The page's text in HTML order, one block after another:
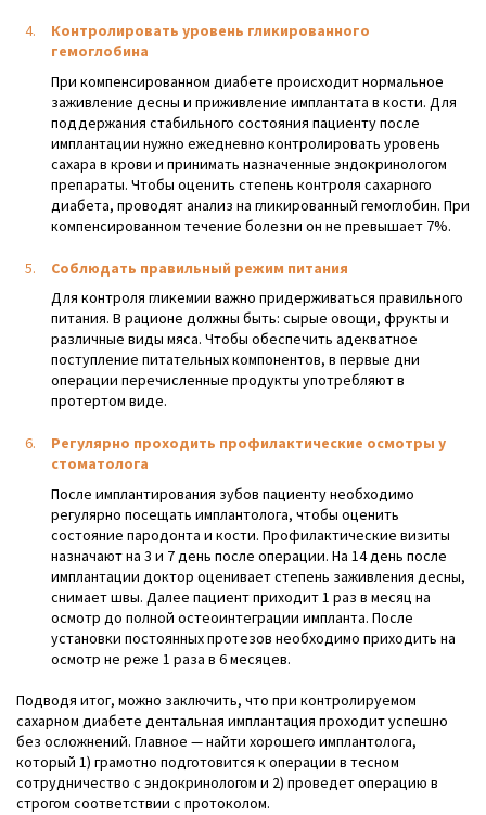
Контролировать уровень гликированного
гемоглобина
При компенсированном диабете происходит нормальное
заживление десны и приживление имплантата в кости. Для
поддержания стабильного состояния пациенту после
имплантации нужно ежедневно контролировать уровень
сахара в крови и принимать назначенные эндокринологом
препараты. Чтобы оценить степень контроля сахарного
диабета, проводят анализ на гликированный гемоглобин. При
компенсированном течение болезни он не превышает 7%.
Соблюдать правильный режим питания
Для контроля гликемии важно придерживаться правильного
питания. В рационе должны быть: сырые овощи, фрукты и
различные виды мяса. Чтобы обеспечить адекватное
поступление питательных компонентов, в первые дни
операции перечисленные продукты употребляют в
протертом виде.
Регулярно проходить профилактические осмотры у
стоматолога
После имплантирования зубов пациенту необходимо
регулярно посещать имплантолога, чтобы оценить
состояние пародонта и кости. Профилактические визиты
назначают на 3 и 7 день после операции. На 14 день после
имплантации доктор оценивает степень заживления десны,
снимает швы. Далее пациент приходит 1 раз в месяц на
осмотр до полной остеоинтеграции импланта. После
установки постоянных протезов необходимо приходить на
осмотр не реже 1 раза в 6 месяцев.
Подводя итог, можно заключить, что при контролируемом
сахарном диабете дентальная имплантация проходит успешно
без осложнений. Главное — найти хорошего имплантолога,
который 1) грамотно подготовится к операции в тесном
сотрудничество с эндокринологом и 2) проведет операцию в
строгом соответствии с протоколом.